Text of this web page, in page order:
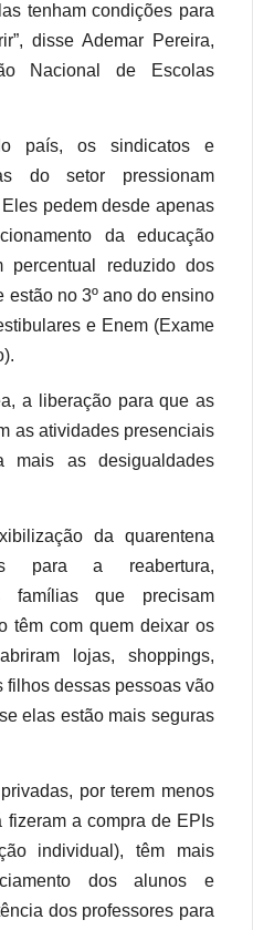
tenham condições para
disse Ademar Pereira,
Nacional de Escolas
país, os sindicatos e
do setor pressionam
pedem desde apenas
da educação
reduzido dos
no 3º ano do ensino
e Enem (Exame
a liberação para que as
as atividades presenciais
mais as desigualdades
da quarentena
para a reabertura,
famílias que precisam
têm com quem deixar os
lojas, shoppings,
filhos dessas pessoas vão
elas estão mais seguras
por terem menos
a compra de EPIs
individual), têm mais
dos alunos e
dos professores para